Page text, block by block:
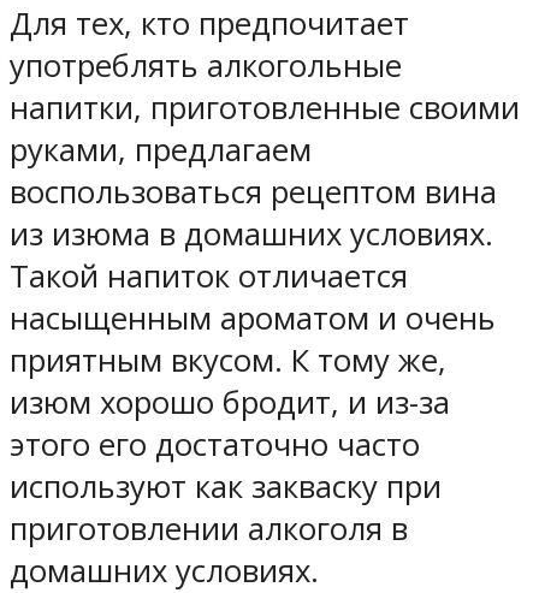
Для тех, кто предпочитает
употреблять алкогольные
напитки, приготовленные своими
руками, предлагаем
воспользоваться рецептом вина
из изюма в домашних условиях.
Такой напиток отличается
насыщенным ароматом и очень
приятным вкусом. К тому же,
изюм хорошо бродит, и из-за
этого его достаточно часто
используют как закваску при
приготовлении алкоголя в
домашних условиях.